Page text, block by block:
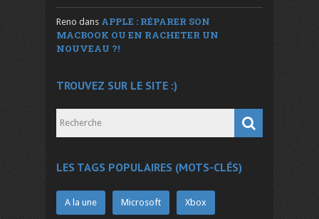
Reno dans APPLE : RÉPARER SON
MACBOOK OU EN RACHETER UN
NOUVEAU ?!
TROUVEZ SUR LE SITE :)
LES TAGS POPULAIRES (MOTS-CLÉS)
A la une Microsoft Xbox